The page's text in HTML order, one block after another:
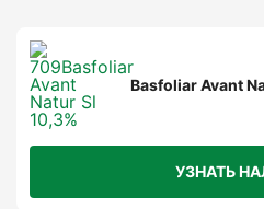
Basfoliar Avant
УЗНАТЬ